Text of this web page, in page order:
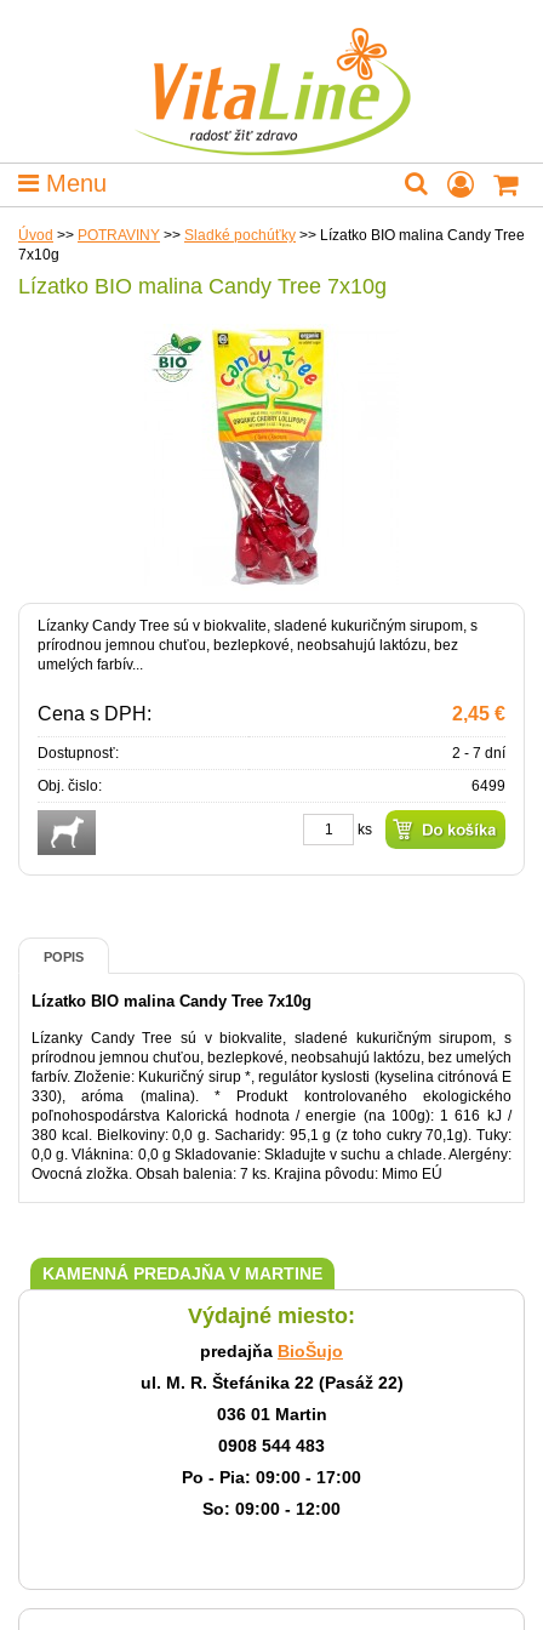
Menu
Úvod >> POTRAVINY >> Sladké pochúťky >> Lízatko BIO malina Candy Tree
7x10g
Lízatko BIO malina Candy Tree 7x10g
Lízanky Candy Tree sú v biokvalite, sladené kukuričným sirupom, s
prírodnou jemnou chuťou, bezlepkové, neobsahujú laktózu, bez
umelých farbív...
Cena s DPH: 2,45 €
Dostupnosť:
2 - 7 dní
Obj. čislo:
6499
ks
POPIS
Lízatko BIO malina Candy Tree 7x10g
Lízanky Candy Tree sú v biokvalite, sladené kukuričným sirupom, s
prírodnou jemnou chuťou, bezlepkové, neobsahujú laktózu, bez umelých
farbív. Zloženie: Kukuričný sirup *, regulátor kyslosti (kyselina citrónová E
330), aróma (malina). * Produkt kontrolovaného ekologického
poľnohospodárstva Kalorická hodnota / energie (na 100g): 1 616 kJ /
380 kcal. Bielkoviny: 0,0 g. Sacharidy: 95,1 g (z toho cukry 70,1g). Tuky:
0,0 g. Vláknina: 0,0 g Skladovanie: Skladujte v suchu a chlade. Alergény:
Ovocná zložka. Obsah balenia: 7 ks. Krajina pôvodu: Mimo EÚ
KAMENNÁ PREDAJŇA V MARTINE
Výdajné miesto:
predajňa BioŠujo
ul. M. R. Štefánika 22 (Pasáž 22)
036 01 Martin
0908 544 483
Po - Pia: 09:00 - 17:00
So: 09:00 - 12:00